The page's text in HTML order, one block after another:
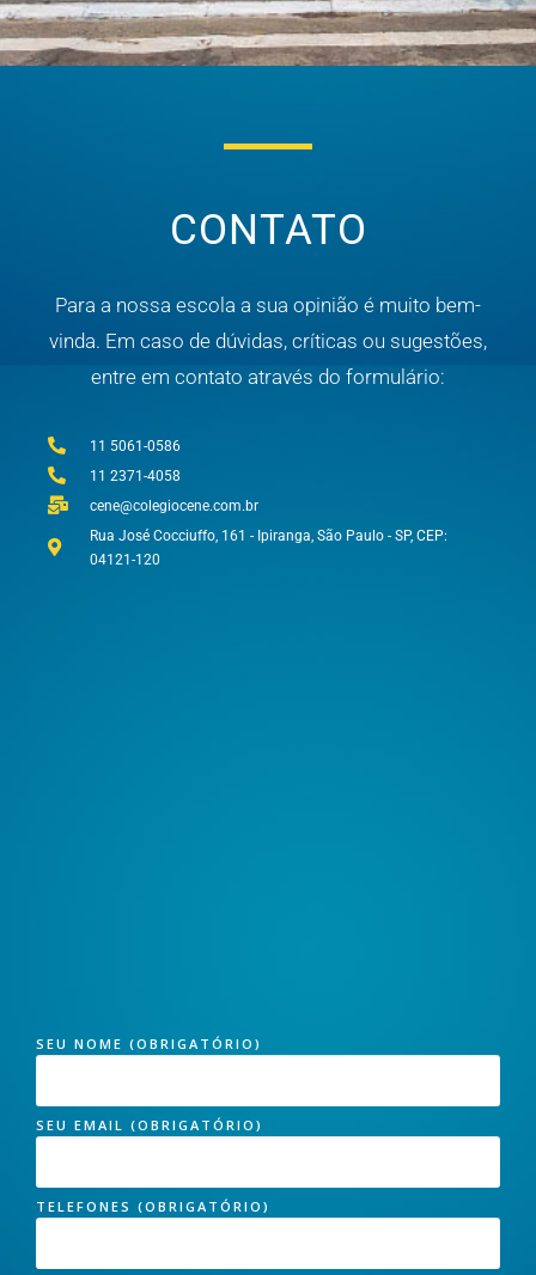
CONTATO
Para a nossa escola a sua opinião é muito bem-
vinda. Em caso de dúvidas, críticas ou sugestões,
entre em contato através do formulário:
11 5061-0586
11 2371-4058
cene@colegiocene.com.br
Rua José Cocciuffo, 161 - Ipiranga, São Paulo - SP, CEP:
04121-120
SEU NOME (OBRIGATÓRIO)
SEU EMAIL (OBRIGATÓRIO)
TELEFONES (OBRIGATÓRIO)